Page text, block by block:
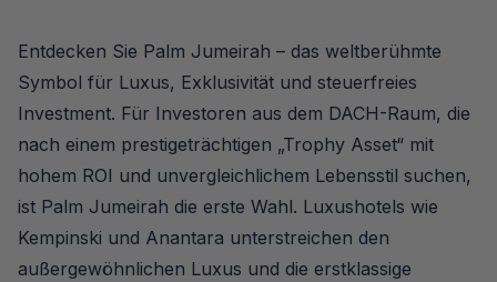
Entdecken Sie Palm Jumeirah – das weltberühmte
Symbol für Luxus, Exklusivität und steuerfreies
Investment. Für Investoren aus dem DACH-Raum, die
nach einem prestigeträchtigen „Trophy Asset“ mit
hohem ROI und unvergleichlichem Lebensstil suchen,
ist Palm Jumeirah die erste Wahl. Luxushotels wie
Kempinski und Anantara unterstreichen den
außergewöhnlichen Luxus und die erstklassige